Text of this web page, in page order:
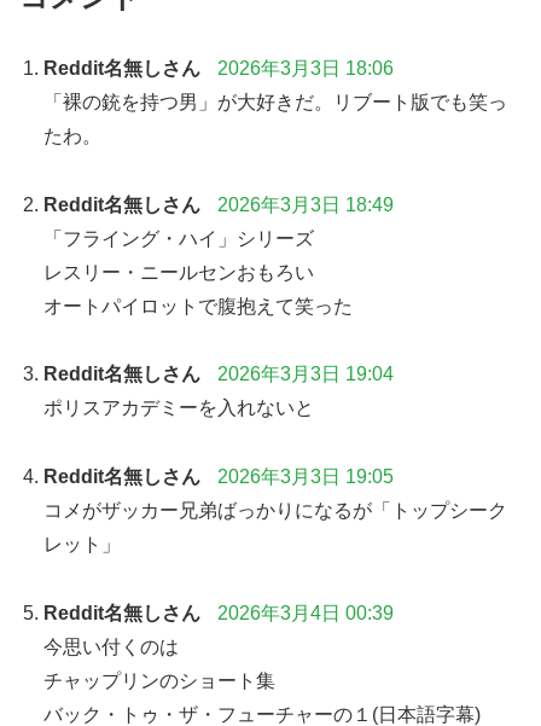
Reddit名無しさん
2026年3月3日 18:06
「裸の銃を持つ男」が大好きだ。リブート版でも笑っ
たわ。
Reddit名無しさん
2026年3月3日 18:49
「フライング・ハイ」シリーズ
レスリー・ニールセンおもろい
オートパイロットで腹抱えて笑った
Reddit名無しさん
2026年3月3日 19:04
ポリスアカデミーを入れないと
Reddit名無しさん
2026年3月3日 19:05
コメがザッカー兄弟ばっかりになるが「トップシーク
レット」
Reddit名無しさん
2026年3月4日 00:39
今思い付くのは
チャップリンのショート集
バック・トゥ・ザ・フューチャーの１(日本語字幕)